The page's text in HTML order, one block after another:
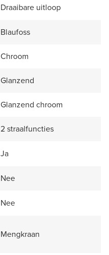
Draaibare uitloop
Blaufoss
Chroom
Glanzend
Glanzend chroom
2 straalfuncties
Ja
Nee
Nee
Mengkraan